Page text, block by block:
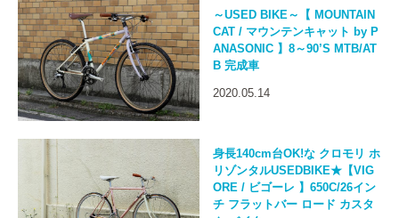
～USED BIKE～【 MOUNTAIN
CAT / マウンテンキャット by P
ANASONIC 】8～90’S MTB/AT
B 完成車
2020.05.14
身長140cm台OK!な クロモリ ホ
リゾンタルUSEDBIKE★【VIG
ORE / ビゴーレ 】650C/26イン
チ フラットバー ロード カスタ